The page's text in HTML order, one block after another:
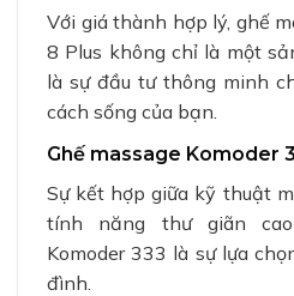
Với giá thành hợp lý, ghế
8 Plus không chỉ là một
là sự đầu tư thông minh
cách sống của bạn.
Ghế massage Komoder
Sự kết hợp giữa kỹ thuật
tính năng thư giãn cao
Komoder 333 là sự lựa
đình.